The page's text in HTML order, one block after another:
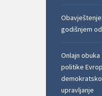
godišnjem
Onlajn
politike
upravljanje